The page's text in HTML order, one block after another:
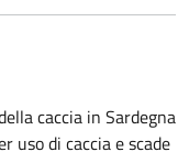
caccia in Sardegna
uso di caccia e scade